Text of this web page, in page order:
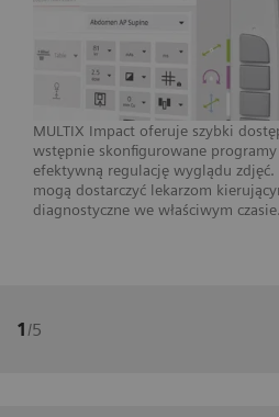
MULTIX Impact oferuje szybki
wstępnie skonfigurowane
efektywną regulację wyglądu
mogą dostarczyć lekarzom
diagnostyczne we właściwym czasie.
1/5